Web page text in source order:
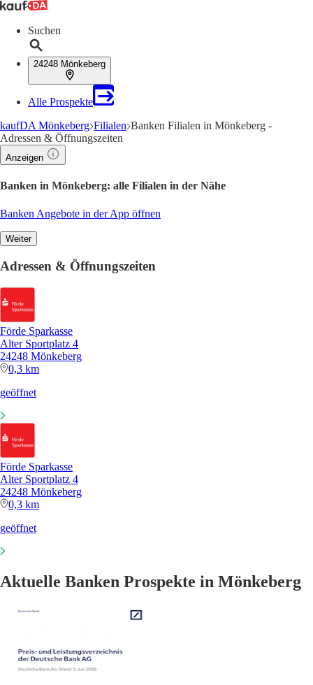
Suchen
24248 Mönkeberg
Alle Prospekte
kaufDA Mönkeberg Filialen Banken Filialen in Mönkeberg -
Adressen & Öffnungszeiten
Anzeigen
Banken in Mönkeberg: alle Filialen in der Nähe
Banken Angebote in der App öffnen
Weiter
Adressen & Öffnungszeiten
Förde Sparkasse
Alter Sportplatz 4
24248 Mönkeberg
0,3 km
geöffnet
Förde Sparkasse
Alter Sportplatz 4
24248 Mönkeberg
0,3 km
geöffnet
Aktuelle Banken Prospekte in Mönkeberg